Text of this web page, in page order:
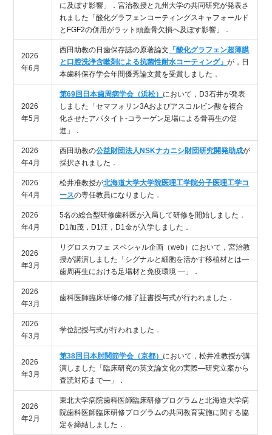
に及ぼす影響」．宮治教授と九州大学の共同研究が発表さ
れました「酸化グラフェンコーティングスキャフォールド
とFGF2の併用がラット頭蓋骨欠損へ及ぼす影響」．
2026
年6月
西田助教の日歯保存誌の原著論文 「酸化グラフェン超薄膜
と口腔洗浄含嗽剤による抗菌性耐水コーティング」が，日
本歯科保存学会年間優秀論文賞を受賞しました．
2026
年5月
第69回日本歯周病学会（浜松） において，D3石井が発表
しました「セマフォリン3Aおよびアスコルビン酸を複合
化させたアパタイト-コラーゲン足場による骨再生の促
進」．
2026
年4月
西田助教の公益財団法人NSKナカニシ財団研究開発助成が
採択されました．
2026
年4月
松井准教授が北海道大学大学院医理工学院分子医理工学コ
ースの専任教員になりました．
2026
年4月
5名の総合型研修歯科医が入局して研修を開始しました．
D1加茂，D1汪，D1金が入学しました．
2026
年3月
リグロスカフェ スペシャル企画（web）において，宮治教
授が講演しました「シグナルと細胞を活かす移植材とは―
歯周再生における足場材と免疫環境 ―」．
2026
年3月
歯科医師臨床研修の修了証書授与式が行われました．
2026
年3月
学位記授与式が行われました．
2026
年3月
第38回日本肘関節学会（京都） において，松井准教授が講
演しました「臨床研究の英文論文化の実際―研究立案から
査読対応まで―」．
2026
年2月
東北大学病院歯科医師臨床研修プログラムと北海道大学病
院歯科医師臨床研修プログラムの共同教育実施に関する協
定を締結しました．